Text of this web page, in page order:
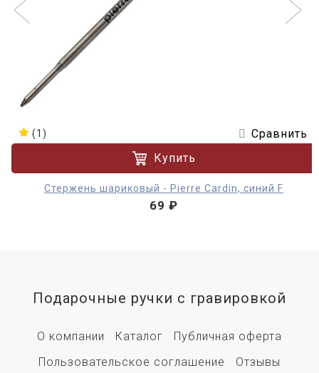
(1)
Сравнить
Купить
Стержень шариковый - Pierre Cardin, синий F
69 ₽
Подарочные ручки с гравировкой
О компании Каталог
Публичная оферта
Пользовательское соглашение
Отзывы